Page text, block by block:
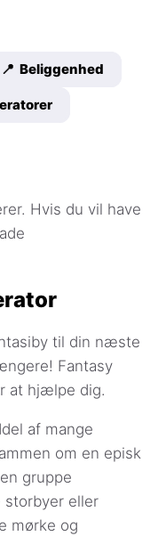
📍 Beliggenhed
Hvis du vil have
til din næste
Fantasy
at hjælpe dig.
af mange
om en episk
gruppe
eller
mørke og